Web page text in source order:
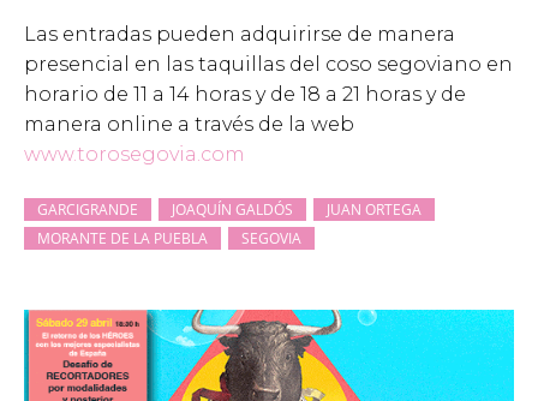
Las entradas pueden adquirirse de manera
presencial en las taquillas del coso segoviano en
horario de 11 a 14 horas y de 18 a 21 horas y de
manera online a través de la web
www.torosegovia.com
GARCIGRANDE JOAQUÍN GALDÓS
JUAN ORTEGA
MORANTE DE LA PUEBLA
SEGOVIA